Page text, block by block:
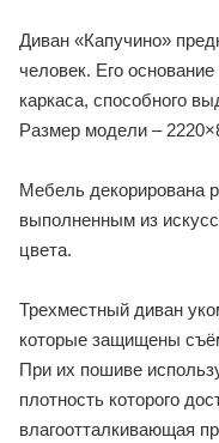
Диван «Капучино»
человек. Его
каркаса, способного
Размер модели –
Мебель декорирована
выполненным из
цвета.
Трехместный диван
которые защищены
При их пошиве
плотность которого
влагоотталкивающая